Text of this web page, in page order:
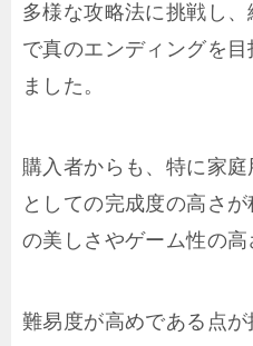
多様な攻略法に挑戦し
で真のエンディングを
ました。
購入者からも、特に家
としての完成度の高さ
の美しさやゲーム性の高
難易度が高めである点